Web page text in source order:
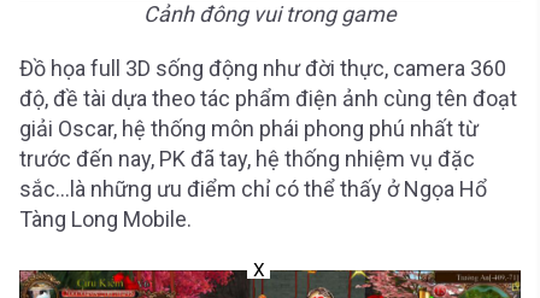
Cảnh đông vui trong game
Đồ họa full 3D sống động như đời thực, camera 360
độ, đề tài dựa theo tác phẩm điện ảnh cùng tên đoạt
giải Oscar, hệ thống môn phái phong phú nhất từ
trước đến nay, PK đã tay, hệ thống nhiệm vụ đặc
sắc…là những ưu điểm chỉ có thể thấy ở Ngọa Hổ
Tàng Long Mobile.
X